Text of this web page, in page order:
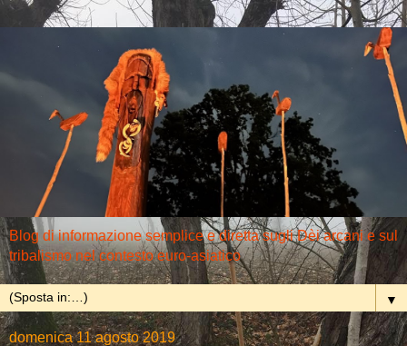
Blog di informazione semplice e diretta sugli Dèi arcani e sul
tribalismo nel contesto euro-asiatico
▼
domenica 11 agosto 2019